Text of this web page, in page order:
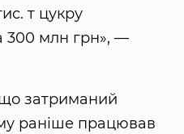
т цукру
300 млн грн», —
затриманий
раніше працював